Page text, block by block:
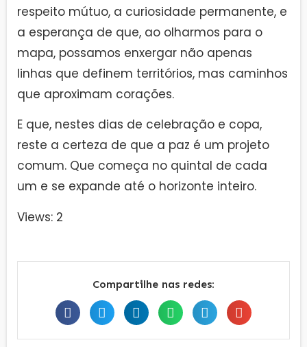
respeito mútuo, a curiosidade permanente, e
a esperança de que, ao olharmos para o
mapa, possamos enxergar não apenas
linhas que definem territórios, mas caminhos
que aproximam corações.
E que, nestes dias de celebração e copa,
reste a certeza de que a paz é um projeto
comum. Que começa no quintal de cada
um e se expande até o horizonte inteiro.
Views: 2
Compartilhe nas redes: